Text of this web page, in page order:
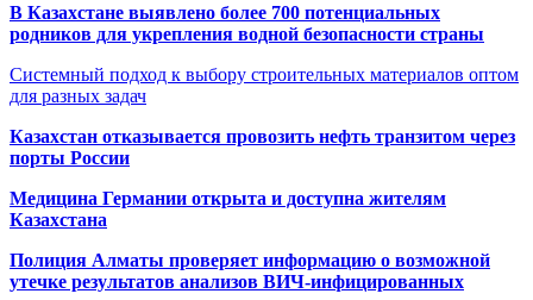
В Казахстане выявлено более 700 потенциальных
родников для укрепления водной безопасности страны
Системный подход к выбору строительных материалов оптом
для разных задач
Казахстан отказывается провозить нефть транзитом через
порты России
Медицина Германии открыта и доступна жителям
Казахстана
Полиция Алматы проверяет информацию о возможной
утечке результатов анализов ВИЧ-инфицированных